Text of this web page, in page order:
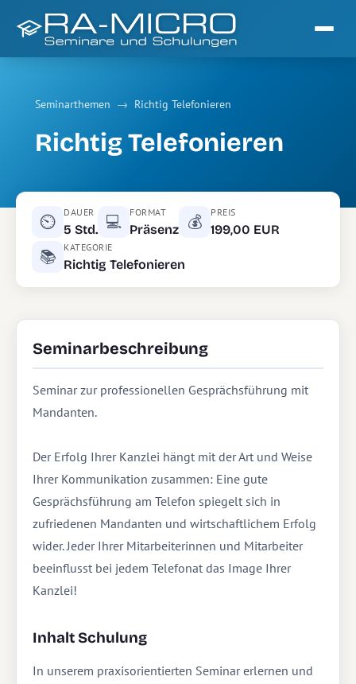
Seminarthemen → Richtig Telefonieren
Richtig Telefonieren
⏲ DAUER
5 Std. 💻 FORMAT
Präsenz 💰 PREIS
199,00 EUR
📚 KATEGORIE
Richtig Telefonieren
Seminarbeschreibung
Seminar zur professionellen Gesprächsführung mit
Mandanten.
Der Erfolg Ihrer Kanzlei hängt mit der Art und Weise
Ihrer Kommunikation zusammen: Eine gute
Gesprächsführung am Telefon spiegelt sich in
zufriedenen Mandanten und wirtschaftlichem Erfolg
wider. Jeder Ihrer Mitarbeiterinnen und Mitarbeiter
beeinflusst bei jedem Telefonat das Image Ihrer
Kanzlei!
Inhalt Schulung
In unserem praxisorientierten Seminar erlernen und